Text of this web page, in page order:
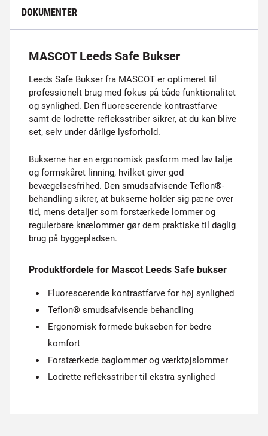
DOKUMENTER
MASCOT Leeds Safe Bukser
Leeds Safe Bukser fra MASCOT er optimeret til
professionelt brug med fokus på både funktionalitet
og synlighed. Den fluorescerende kontrastfarve
samt de lodrette refleksstriber sikrer, at du kan blive
set, selv under dårlige lysforhold.
Bukserne har en ergonomisk pasform med lav talje
og formskåret linning, hvilket giver god
bevægelsesfrihed. Den smudsafvisende Teflon®-
behandling sikrer, at bukserne holder sig pæne over
tid, mens detaljer som forstærkede lommer og
regulerbare knælommer gør dem praktiske til daglig
brug på byggepladsen.
Produktfordele for Mascot Leeds Safe bukser
Fluorescerende kontrastfarve for høj synlighed
Teflon® smudsafvisende behandling
Ergonomisk formede bukseben for bedre
komfort
Forstærkede baglommer og værktøjslommer
Lodrette refleksstriber til ekstra synlighed